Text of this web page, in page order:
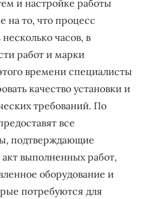
и настройке работы
на то, что процесс
часов, в
работ и марки
времени специалисты
качество установки и
требований. По
все
подтверждающие
выполненных работ,
оборудование и
потребуются для